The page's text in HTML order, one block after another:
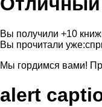
Вы получили +10
Вы прочитали уже:
Мы гордимся вами!
alert